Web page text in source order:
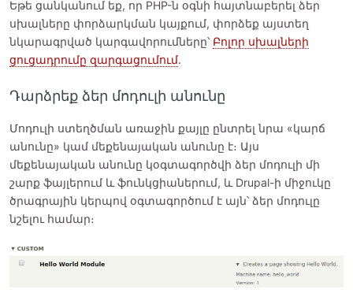
Եթե ցանկանում եք, որ PHP-ն օգնի հայտնաբերել ձեր
սխալները փորձարկման կայքում, փորձեք այստեղ
նկարագրված կարգավորումները՝ Բոլոր սխալների
ցուցադրումը զարգացումում.
Դարձրեք ձեր մոդուլի անունը
Մոդուլի ստեղծման առաջին քայլը ընտրել նրա «կարճ
անունը» կամ մեքենայական անունը է։ Այս
մեքենայական անունը կօգտագործվի ձեր մոդուլի մի
շարք ֆայլերում և ֆունկցիաներում, և Drupal-ի միջուկը
ծրագրային կերպով օգտագործում է այն՝ ձեր մոդուլը
նշելու համար։